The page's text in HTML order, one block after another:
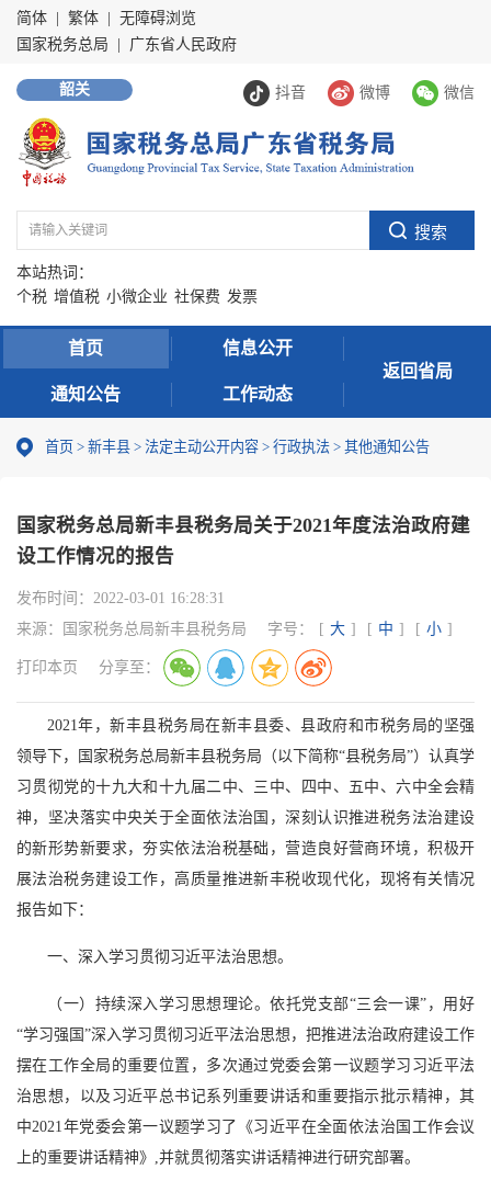
简体 繁体
无障碍浏览
国家税务总局
广东省人民政府
抖音 微博 微信
韶关
本站热词：
个税 增值税 小微企业 社保费 发票
首页 信息公开
通知公告 工作动态
返回省局
首页 > 新丰县 > 法定主动公开内容 > 行政执法 > 其他通知公告
国家税务总局新丰县税务局关于2021年度法治政府建
设工作情况的报告
发布时间： 2022-03-01 16:28:31
来源：
国家税务总局新丰县税务局 字号： [ 大 ] [ 中 ] [ 小 ]
打印本页 分享至：
2021年，新丰县税务局在新丰县委、县政府和市税务局的坚强
领导下，国家税务总局新丰县税务局（以下简称“县税务局”）认真学
习贯彻党的十九大和十九届二中、三中、四中、五中、六中全会精
神，坚决落实中央关于全面依法治国，深刻认识推进税务法治建设
的新形势新要求，夯实依法治税基础，营造良好营商环境，积极开
展法治税务建设工作，高质量推进新丰税收现代化，现将有关情况
报告如下：
一、深入学习贯彻习近平法治思想。
（一）持续深入学习思想理论。依托党支部“三会一课”，用好
“学习强国”深入学习贯彻习近平法治思想，把推进法治政府建设工作
摆在工作全局的重要位置，多次通过党委会第一议题学习习近平法
治思想，以及习近平总书记系列重要讲话和重要指示批示精神，其
中2021年党委会第一议题学习了《习近平在全面依法治国工作会议
上的重要讲话精神》,并就贯彻落实讲话精神进行研究部署。